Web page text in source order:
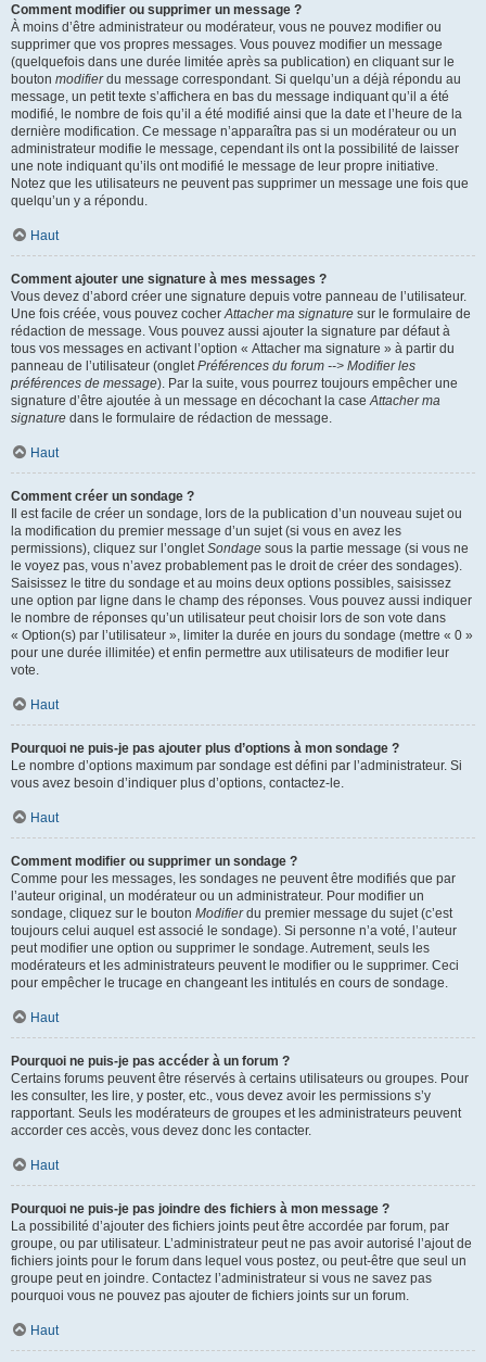
Comment modifier ou supprimer un message ?
À moins d’être administrateur ou modérateur, vous ne pouvez modifier ou
supprimer que vos propres messages. Vous pouvez modifier un message
(quelquefois dans une durée limitée après sa publication) en cliquant sur le
bouton modifierdu message correspondant. Si quelqu’un a déjà répondu au
message, un petit texte s’affichera en bas du message indiquant qu’il a été
modifié, le nombre de fois qu’il a été modifié ainsi que la date et l’heure de la
dernière modification. Ce message n’apparaîtra pas si un modérateur ou un
administrateur modifie le message, cependant ils ont la possibilité de laisser
une note indiquant qu’ils ont modifié le message de leur propre initiative.
Notez que les utilisateurs ne peuvent pas supprimer un message une fois que
quelqu’un y a répondu.
Haut
Comment ajouter une signature à mes messages ?
Vous devez d’abord créer une signature depuis votre panneau de l’utilisateur.
Une fois créée, vous pouvez cocherAttacher ma signature sur le formulaire de
rédaction de message. Vous pouvez aussi ajouter la signature par défaut à
tous vos messages en activant l’option « Attacher ma signature » à partir du
panneau de l’utilisateur (ongletPréférences du forum --> Modifier les
préférences de message). Par la suite, vous pourrez toujours empêcher une
signature d’être ajoutée à un message en décochant la caseAttacher ma
signature dans le formulaire de rédaction de message.
Haut
Comment créer un sondage ?
Il est facile de créer un sondage, lors de la publication d’un nouveau sujet ou
la modification du premier message d’un sujet (si vous en avez les
permissions), cliquez sur l’ongletSondage sous la partie message (si vous ne
le voyez pas, vous n’avez probablement pas le droit de créer des sondages).
Saisissez le titre du sondage et au moins deux options possibles, saisissez
une option par ligne dans le champ des réponses. Vous pouvez aussi indiquer
le nombre de réponses qu’un utilisateur peut choisir lors de son vote dans
« Option(s) par l’utilisateur », limiter la durée en jours du sondage (mettre « 0 »
pour une durée illimitée) et enfin permettre aux utilisateurs de modifier leur
vote.
Haut
Pourquoi ne puis-je pas ajouter plus d’options à mon sondage ?
Le nombre d’options maximum par sondage est défini par l’administrateur. Si
vous avez besoin d’indiquer plus d’options, contactez-le.
Haut
Comment modifier ou supprimer un sondage ?
Comme pour les messages, les sondages ne peuvent être modifiés que par
l’auteur original, un modérateur ou un administrateur. Pour modifier un
sondage, cliquez sur le bouton Modifierdu premier message du sujet (c’est
toujours celui auquel est associé le sondage). Si personne n’a voté, l’auteur
peut modifier une option ou supprimer le sondage. Autrement, seuls les
modérateurs et les administrateurs peuvent le modifier ou le supprimer. Ceci
pour empêcher le trucage en changeant les intitulés en cours de sondage.
Haut
Pourquoi ne puis-je pas accéder à un forum ?
Certains forums peuvent être réservés à certains utilisateurs ou groupes. Pour
les consulter, les lire, y poster, etc., vous devez avoir les permissions s’y
rapportant. Seuls les modérateurs de groupes et les administrateurs peuvent
accorder ces accès, vous devez donc les contacter.
Haut
Pourquoi ne puis-je pas joindre des fichiers à mon message ?
La possibilité d’ajouter des fichiers joints peut être accordée par forum, par
groupe, ou par utilisateur. L’administrateur peut ne pas avoir autorisé l’ajout de
fichiers joints pour le forum dans lequel vous postez, ou peut-être que seul un
groupe peut en joindre. Contactez l’administrateur si vous ne savez pas
pourquoi vous ne pouvez pas ajouter de fichiers joints sur un forum.
Haut